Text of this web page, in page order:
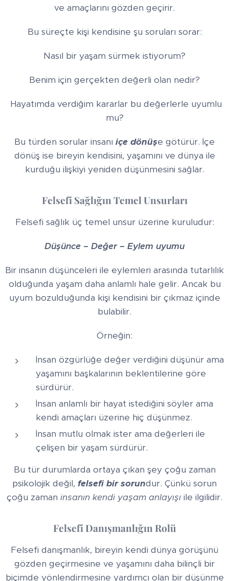
ve amaçlarını gözden geçirir.
Bu süreçte kişi kendisine şu soruları sorar:
Nasıl bir yaşam sürmek istiyorum?
Benim için gerçekten değerli olan nedir?
Hayatımda verdiğim kararlar bu değerlerle uyumlu
mu?
Bu türden sorular insanı içe dönüşe götürür. İçe
dönüş ise bireyin kendisini, yaşamını ve dünya ile
kurduğu ilişkiyi yeniden düşünmesini sağlar.
Felsefi Sağlığın Temel Unsurları
Felsefi sağlık üç temel unsur üzerine kuruludur:
Düşünce – Değer – Eylem uyumu
Bir insanın düşünceleri ile eylemleri arasında tutarlılık
olduğunda yaşam daha anlamlı hale gelir. Ancak bu
uyum bozulduğunda kişi kendisini bir çıkmaz içinde
bulabilir.
Örneğin:
İnsan özgürlüğe değer verdiğini düşünür ama
yaşamını başkalarının beklentilerine göre
sürdürür.
İnsan anlamlı bir hayat istediğini söyler ama
kendi amaçları üzerine hiç düşünmez.
İnsan mutlu olmak ister ama değerleri ile
çelişen bir yaşam sürdürür.
Bu tür durumlarda ortaya çıkan şey çoğu zaman
psikolojik değil, felsefi bir sorundur. Çünkü sorun
çoğu zaman insanın kendi yaşam anlayışı ile ilgilidir.
Felsefi Danışmanlığın Rolü
Felsefi danışmanlık, bireyin kendi dünya görüşünü
gözden geçirmesine ve yaşamını daha bilinçli bir
biçimde yönlendirmesine yardımcı olan bir düşünme